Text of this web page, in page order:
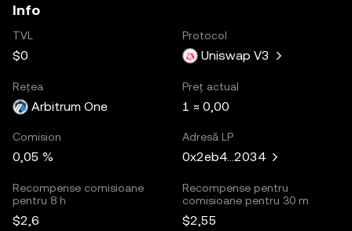
Info
TVL
$0
Protocol
Uniswap V3
Rețea
Arbitrum One
Preț actual
1 ≈ 0,00
Comision
0,05 %
Adresă LP
0x2eb4...2034
Recompense comisioane
pentru 8 h
$2,6
Recompense pentru
comisioane pentru 30 m
$2,55